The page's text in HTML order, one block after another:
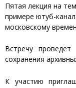
Пятая лекция на
примере ютуб-
московскому
Встречу
сохранения
К участию